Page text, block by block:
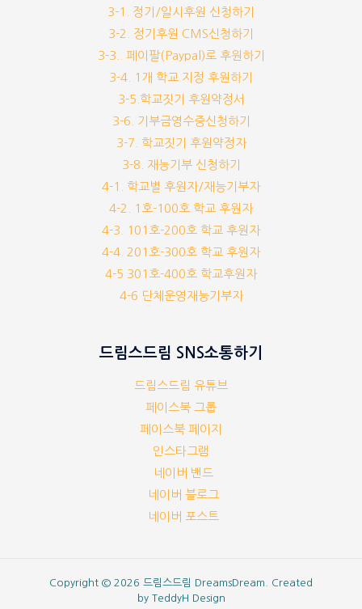
3-1. 정기/일시후원 신청하기
3-2. 정기후원 CMS신청하기
3-3.. 페이팔(Paypal)로 후원하기
3-4. 1개 학교 지정 후원하기
3-5.학교짓기 후원약정서
3-6. 기부금영수증신청하기
3-7. 학교짓기 후원약정자
3-8. 재능기부 신청하기
4-1. 학교별 후원자/재능기부자
4-2. 1호-100호 학교 후원자
4-3. 101호-200호 학교 후원자
4-4. 201호-300호 학교 후원자
4-5 301호-400호 학교후원자
4-6 단체운영재능기부자
드림스드림 SNS소통하기
드림스드림 유튜브
페이스북 그룹
페이스북 페이지
인스타그램
네이버 밴드
네이버 블로그
네이버 포스트
Copyright © 2026 드림스드림 DreamsDream. Created
by TeddyH Design